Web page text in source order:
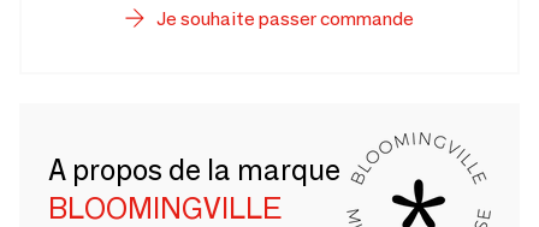
Je souhaite passer commande
A propos de la marque
BLOOMINGVILLE